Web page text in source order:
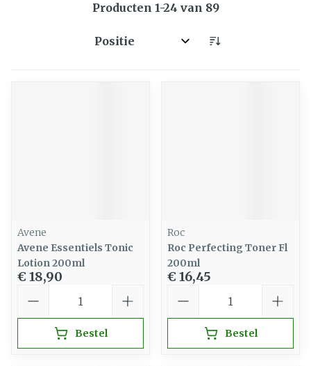
Producten 1-24 van 89
Sorteer op:
Avene
Avene Essentiels Tonic
Lotion 200ml
€ 18,90
Bestel
Roc
Roc Perfecting Toner Fl
200ml
€ 16,45
Bestel